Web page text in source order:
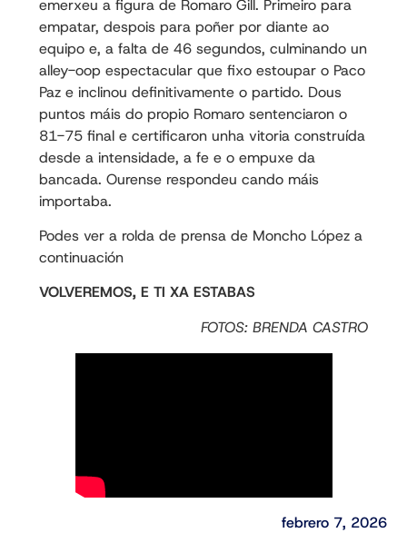
emerxeu a figura de Romaro Gill. Primeiro para
empatar, despois para poñer por diante ao
equipo e, a falta de 46 segundos, culminando un
alley-oop espectacular que fixo estoupar o Paco
Paz e inclinou definitivamente o partido. Dous
puntos máis do propio Romaro sentenciaron o
81-75 final e certificaron unha vitoria construída
desde a intensidade, a fe e o empuxe da
bancada. Ourense respondeu cando máis
importaba.
Podes ver a rolda de prensa de Moncho López a
continuación
VOLVEREMOS, E TI XA ESTABAS
FOTOS: BRENDA CASTRO
febrero 7, 2026